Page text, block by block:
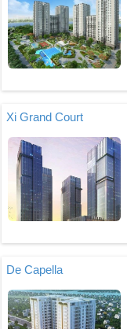
Xi Grand Court
De Capella